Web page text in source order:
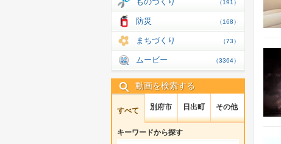
（191）
防災 （168）
まちづくり （73）
ムービー （3364）
動画を検索する
すべて 別府市 日出町 その他
キーワードから探す